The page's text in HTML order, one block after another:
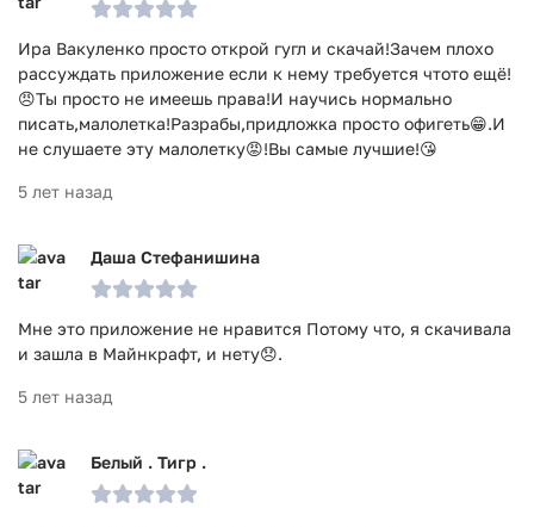
Ира Вакуленко просто открой гугл и скачай!Зачем плохо
рассуждать приложение если к нему требуется чтото ещё!
😠Ты просто не имеешь права!И научись нормально
писать,малолетка!Разрабы,придложка просто офигеть😁.И
не слушаете эту малолетку😡!Вы самые лучшие!😘
5 лет назад
Даша Стефанишина
Мне это приложение не нравится Потому что, я скачивала
и зашла в Майнкрафт, и нету😞.
5 лет назад
Белый . Тигр .